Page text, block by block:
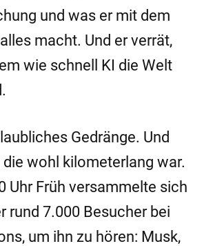
und was er mit dem
macht. Und er verrät,
wie schnell KI die Welt
Gedränge. Und
die wohl kilometerlang war.
Uhr Früh versammelte sich
rund 7.000 Besucher bei
um ihn zu hören: Musk,